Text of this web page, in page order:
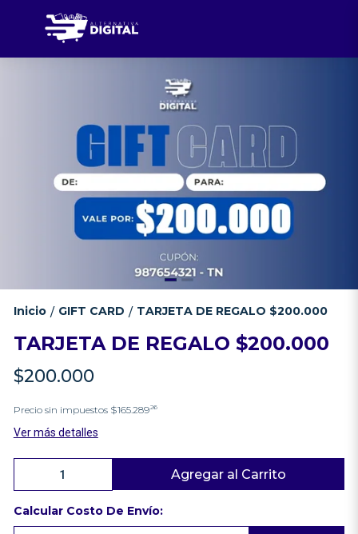
Inicio / GIFT CARD / TARJETA DE REGALO $200.000
TARJETA DE REGALO $200.000
$200.000
Precio sin impuestos $165.28926
Ver más detalles
Agregar al Carrito
Calcular Costo De Envío: